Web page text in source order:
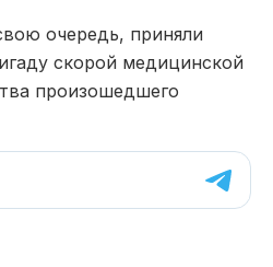
очередь, приняли
скорой медицинской
произошедшего